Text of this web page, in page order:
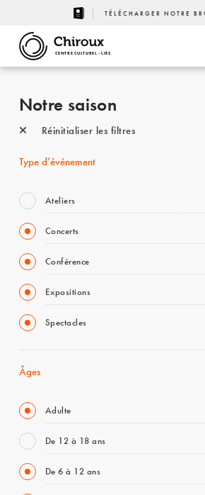
TÉLÉCHARGER NOTRE
CENTRE CULTUREL - LIÈGE
Notre saison
Réinitialiser les filtres
Type d’événement
Ateliers
Concerts
Conférence
Expositions
Spectacles
Âges
Adulte
De 12 à 18 ans
De 6 à 12 ans